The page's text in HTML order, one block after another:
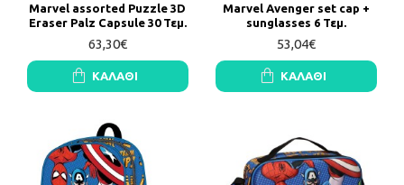
Marvel assorted Puzzle 3D
Eraser Palz Capsule 30 Τεμ.
63,30€
ΚΑΛΆΘΙ
Marvel Avenger set cap +
sunglasses 6 Τεμ.
53,04€
ΚΑΛΆΘΙ